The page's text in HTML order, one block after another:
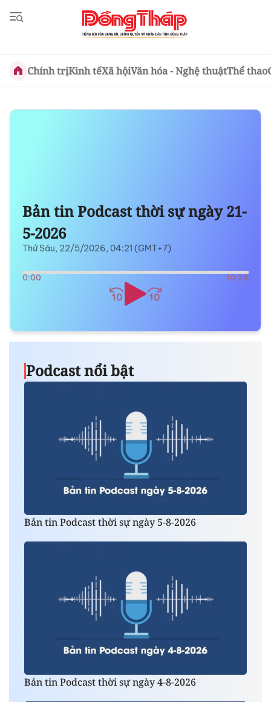
Chính trịKinh tếXã hộiVăn hóa - Nghệ thuậtThể thao
Bản tin Podcast thời sự ngày 21-
5-2026
Thứ Sáu, 22/5/2026, 04:21 (GMT+7)
0:00 10:24
Podcast nổi bật
Bản tin Podcast thời sự ngày 5-8-2026
Bản tin Podcast thời sự ngày 4-8-2026